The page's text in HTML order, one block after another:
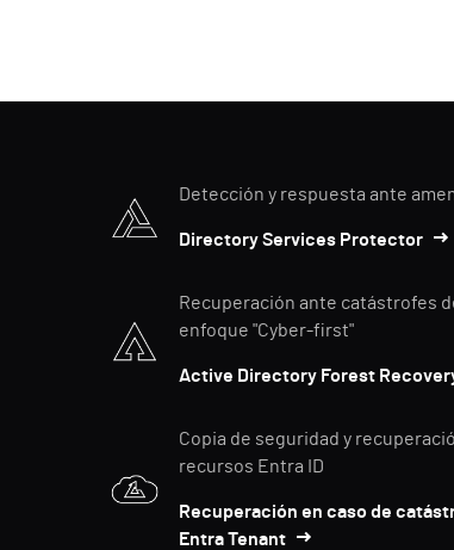
Detección y respuesta ante
Directory Services Protector
Recuperación ante catástrofes
enfoque "Cyber-first"
Active Directory Forest
Copia de seguridad y
recursos Entra ID
Recuperación en caso de
Entra Tenant